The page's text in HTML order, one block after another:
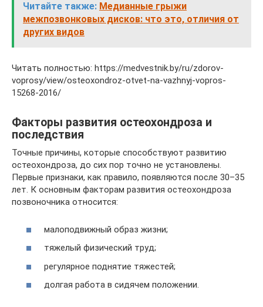
Читайте также: Медианные грыжи
межпозвонковых дисков: что это, отличия от
других видов
Читать полностью: https://medvestnik.by/ru/zdorov-
voprosy/view/osteoxondroz-otvet-na-vazhnyj-vopros-
15268-2016/
Факторы развития остеохондроза и
последствия
Точные причины, которые способствуют развитию
остеохондроза, до сих пор точно не установлены.
Первые признаки, как правило, появляются после 30–35
лет. К основным факторам развития остеохондроза
позвоночника относится:
малоподвижный образ жизни;
тяжелый физический труд;
регулярное поднятие тяжестей;
долгая работа в сидячем положении.